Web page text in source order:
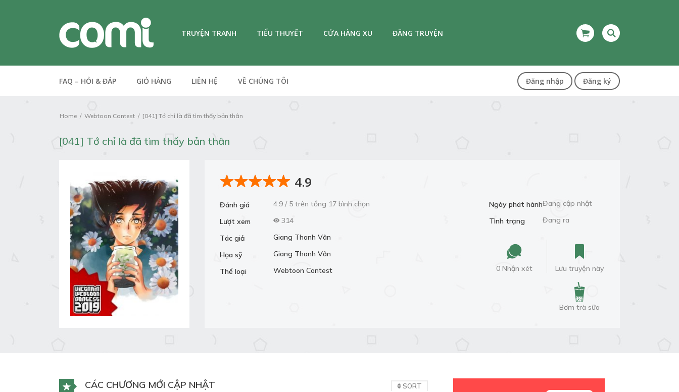
TRUYỆN TRANH TIỂU THUYẾT CỬA HÀNG XU ĐĂNG TRUYỆN
FAQ – HỎI & ĐÁP GIỎ HÀNG LIÊN HỆ VỀ CHÚNG TÔI Đăng nhập Đăng ký
Home Webtoon Contest [041] Tớ chỉ là đã tìm thấy bản thân
[041] Tớ chỉ là đã tìm thấy bản thân
4.9
Đánh giá
4.9 / 5 trên tổng 17 bình chọn
Lượt xem
314
Tác giả
Giang Thanh Vân
Họa sỹ
Giang Thanh Vân
Thể loại
Webtoon Contest
Ngày phát hànhĐang cập nhật
Tình trạng
Đang ra
0 Nhận xét Lưu truyện này
Bơm trà sữa
CÁC CHƯƠNG MỚI CẬP NHẬT SORT